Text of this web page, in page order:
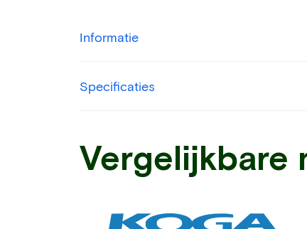
Informatie
Specificaties
Vergelijkbare